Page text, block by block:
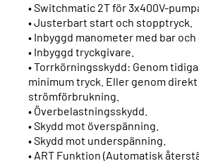
• Switchmatic 2T för 3x400V-
• Justerbart start och stopptryck.
• Inbyggd manometer med bar
• Inbyggd tryckgivare.
• Torrkörningsskydd: Genom
minimum tryck. Eller genom direkt
strömförbrukning.
• Överbelastningsskydd.
• Skydd mot överspänning.
• Skydd mot underspänning.
• ART Funktion (Automatisk